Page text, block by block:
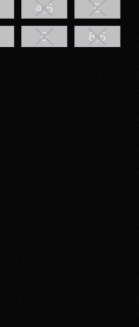
4,5
5
8
8,5